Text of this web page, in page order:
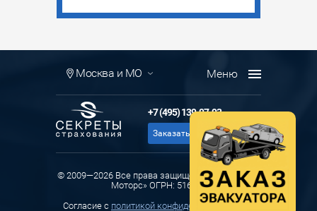
Москва и МО
+7 (495) 139-97-93
Заказать звонок
© 2009—2026 Все права защищены ООО «Ланда
Моторс» ОГРН: 516774
Cогласие с политикой конфиденциальности и